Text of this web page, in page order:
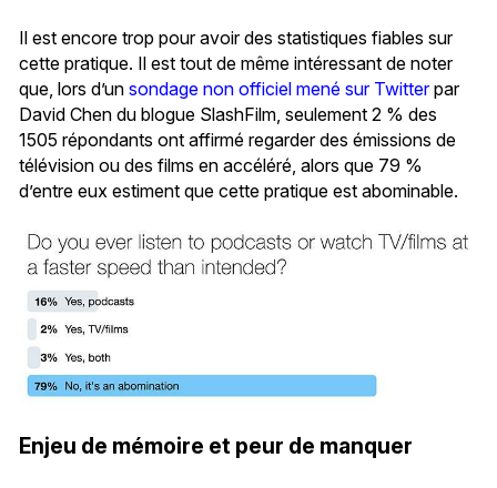
Il est encore trop pour avoir des statistiques fiables sur
cette pratique. Il est tout de même intéressant de noter
que, lors d’un sondage non officiel mené sur Twitterpar
David Chen du blogue SlashFilm, seulement 2 % des
1505 répondants ont affirmé regarder des émissions de
télévision ou des films en accéléré, alors que 79 %
d’entre eux estiment que cette pratique est abominable.
Enjeu de mémoire et peur de manquer